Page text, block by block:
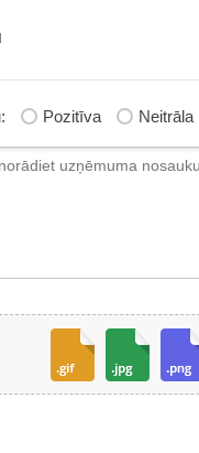
Pozitīva Neitrāla